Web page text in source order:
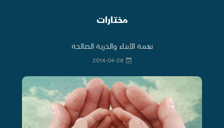
مختارات
نعمة الأبناء والذرية الصالحة
2014-04-28